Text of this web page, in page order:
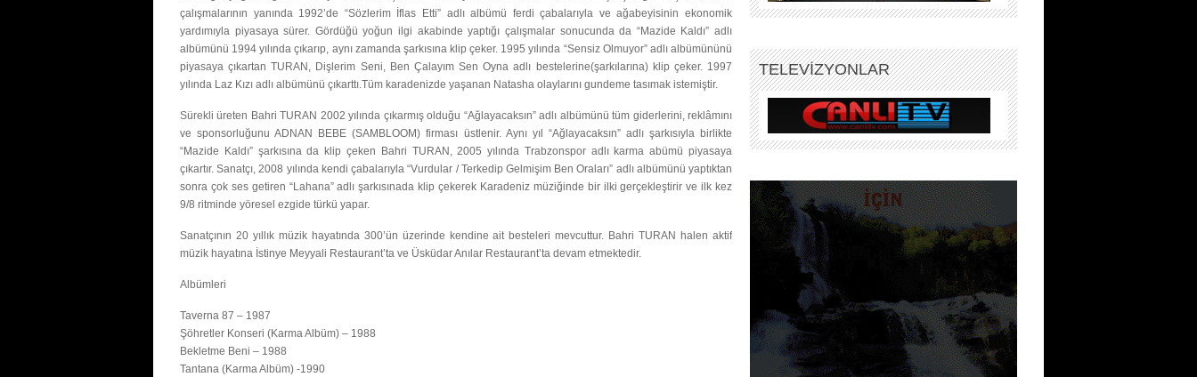
çalışmalarının yanında 1992’de “Sözlerim İflas Etti” adlı albümü ferdi çabalarıyla ve ağabeyisinin ekonomik
yardımıyla piyasaya sürer. Gördüğü yoğun ilgi akabinde yaptığı çalışmalar sonucunda da “Mazide Kaldı” adlı
albümünü 1994 yılında çıkarıp, aynı zamanda şarkısına klip çeker. 1995 yılında “Sensiz Olmuyor” adlı albümününü
piyasaya çıkartan TURAN, Dişlerim Seni, Ben Çalayım Sen Oyna adlı bestelerine(şarkılarına) klip çeker. 1997
yılında Laz Kızı adlı albümünü çıkarttı.Tüm karadenizde yaşanan Natasha olaylarını gundeme tasımak istemiştir.
Sürekli üreten Bahri TURAN 2002 yılında çıkarmış olduğu “Ağlayacaksın” adlı albümünü tüm giderlerini, reklâmını
ve sponsorluğunu ADNAN BEBE (SAMBLOOM) firması üstlenir. Aynı yıl “Ağlayacaksın” adlı şarkısıyla birlikte
“Mazide Kaldı” şarkısına da klip çeken Bahri TURAN, 2005 yılında Trabzonspor adlı karma abümü piyasaya
çıkartır. Sanatçı, 2008 yılında kendi çabalarıyla “Vurdular / Terkedip Gelmişim Ben Oraları” adlı albümünü yaptıktan
sonra çok ses getiren “Lahana” adlı şarkısınada klip çekerek Karadeniz müziğinde bir ilki gerçekleştirir ve ilk kez
9/8 ritminde yöresel ezgide türkü yapar.
Sanatçının 20 yıllık müzik hayatında 300’ün üzerinde kendine ait besteleri mevcuttur. Bahri TURAN halen aktif
müzik hayatına İstinye Meyyali Restaurant’ta ve Üsküdar Anılar Restaurant’ta devam etmektedir.
Albümleri
Taverna 87 – 1987
Şöhretler Konseri (Karma Albüm) – 1988
Bekletme Beni – 1988
Tantana (Karma Albüm) -1990
TELEVİZYONLAR